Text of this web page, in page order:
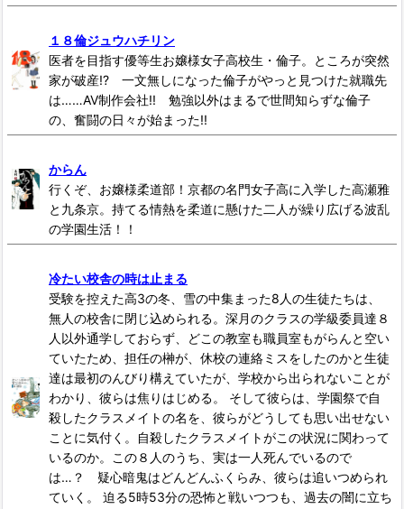
１８倫ジュウハチリン
医者を目指す優等生お嬢様女子高校生・倫子。ところが突然
家が破産!? 一文無しになった倫子がやっと見つけた就職先
は……AV制作会社!! 勉強以外はまるで世間知らずな倫子
の、奮闘の日々が始まった!!
からん
行くぞ、お嬢様柔道部！京都の名門女子高に入学した高瀬雅
と九条京。持てる情熱を柔道に懸けた二人が繰り広げる波乱
の学園生活！！
冷たい校舎の時は止まる
受験を控えた高3の冬、雪の中集まった8人の生徒たちは、
無人の校舎に閉じ込められる。深月のクラスの学級委員達８
人以外通学しておらず、どこの教室も職員室もがらんと空い
ていたため、担任の榊が、休校の連絡ミスをしたのかと生徒
達は最初のんびり構えていたが、学校から出られないことが
わかり、彼らは焦りはじめる。 そして彼らは、学園祭で自
殺したクラスメイトの名を、彼らがどうしても思い出せない
ことに気付く。自殺したクラスメイトがこの状況に関わって
いるのか。この８人のうち、実は一人死んでいるので
は…？ 疑心暗鬼はどんどんふくらみ、彼らは追いつめられ
ていく。 迫る5時53分の恐怖と戦いつつも、過去の闇に立ち